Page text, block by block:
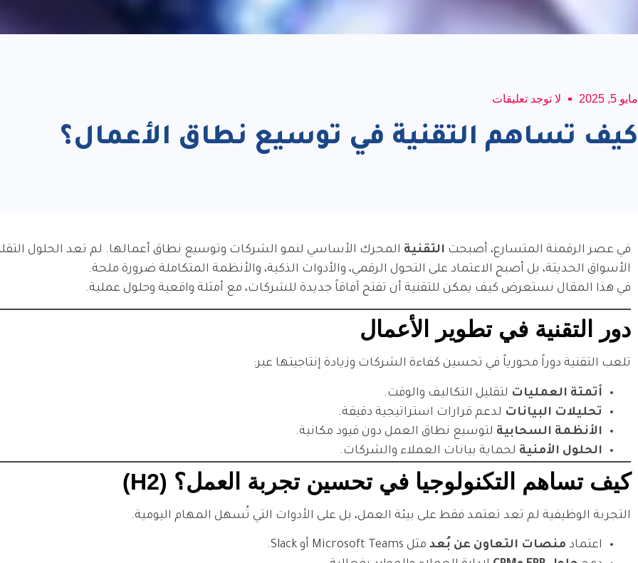
مايو 5, 2025 لا توجد تعليقات
كيف تساهم التقنية في توسيع نطاق الأعمال؟
في عصر الرقمنة المتسارع، أصبحت التقنية المحرك الأساسي لنمو الشركات وتوسيع نطاق أعمالها. لم تعد الحلول
الأسواق الحديثة، بل أصبح الاعتماد على التحول الرقمي، والأدوات الذكية، والأنظمة المتكاملة ضرورة ملحة.
في هذا المقال نستعرض كيف يمكن للتقنية أن تفتح آفاقاً جديدة للشركات، مع أمثلة واقعية وحلول عملية.
دور التقنية في تطوير الأعمال
تلعب التقنية دوراً محورياً في تحسين كفاءة الشركات وزيادة إنتاجيتها عبر:
أتمتة العمليات لتقليل التكاليف والوقت.
تحليلات البيانات لدعم قرارات استراتيجية دقيقة.
الأنظمة السحابية لتوسيع نطاق العمل دون قيود مكانية.
الحلول الأمنية لحماية بيانات العملاء والشركات.
كيف تساهم التكنولوجيا في تحسين تجربة العمل؟ (H2)
التجربة الوظيفية لم تعد تعتمد فقط على بيئة العمل، بل على الأدوات التي تُسهل المهام اليومية.
اعتماد منصات التعاون عن بُعد مثل Microsoft Teams أو Slack.